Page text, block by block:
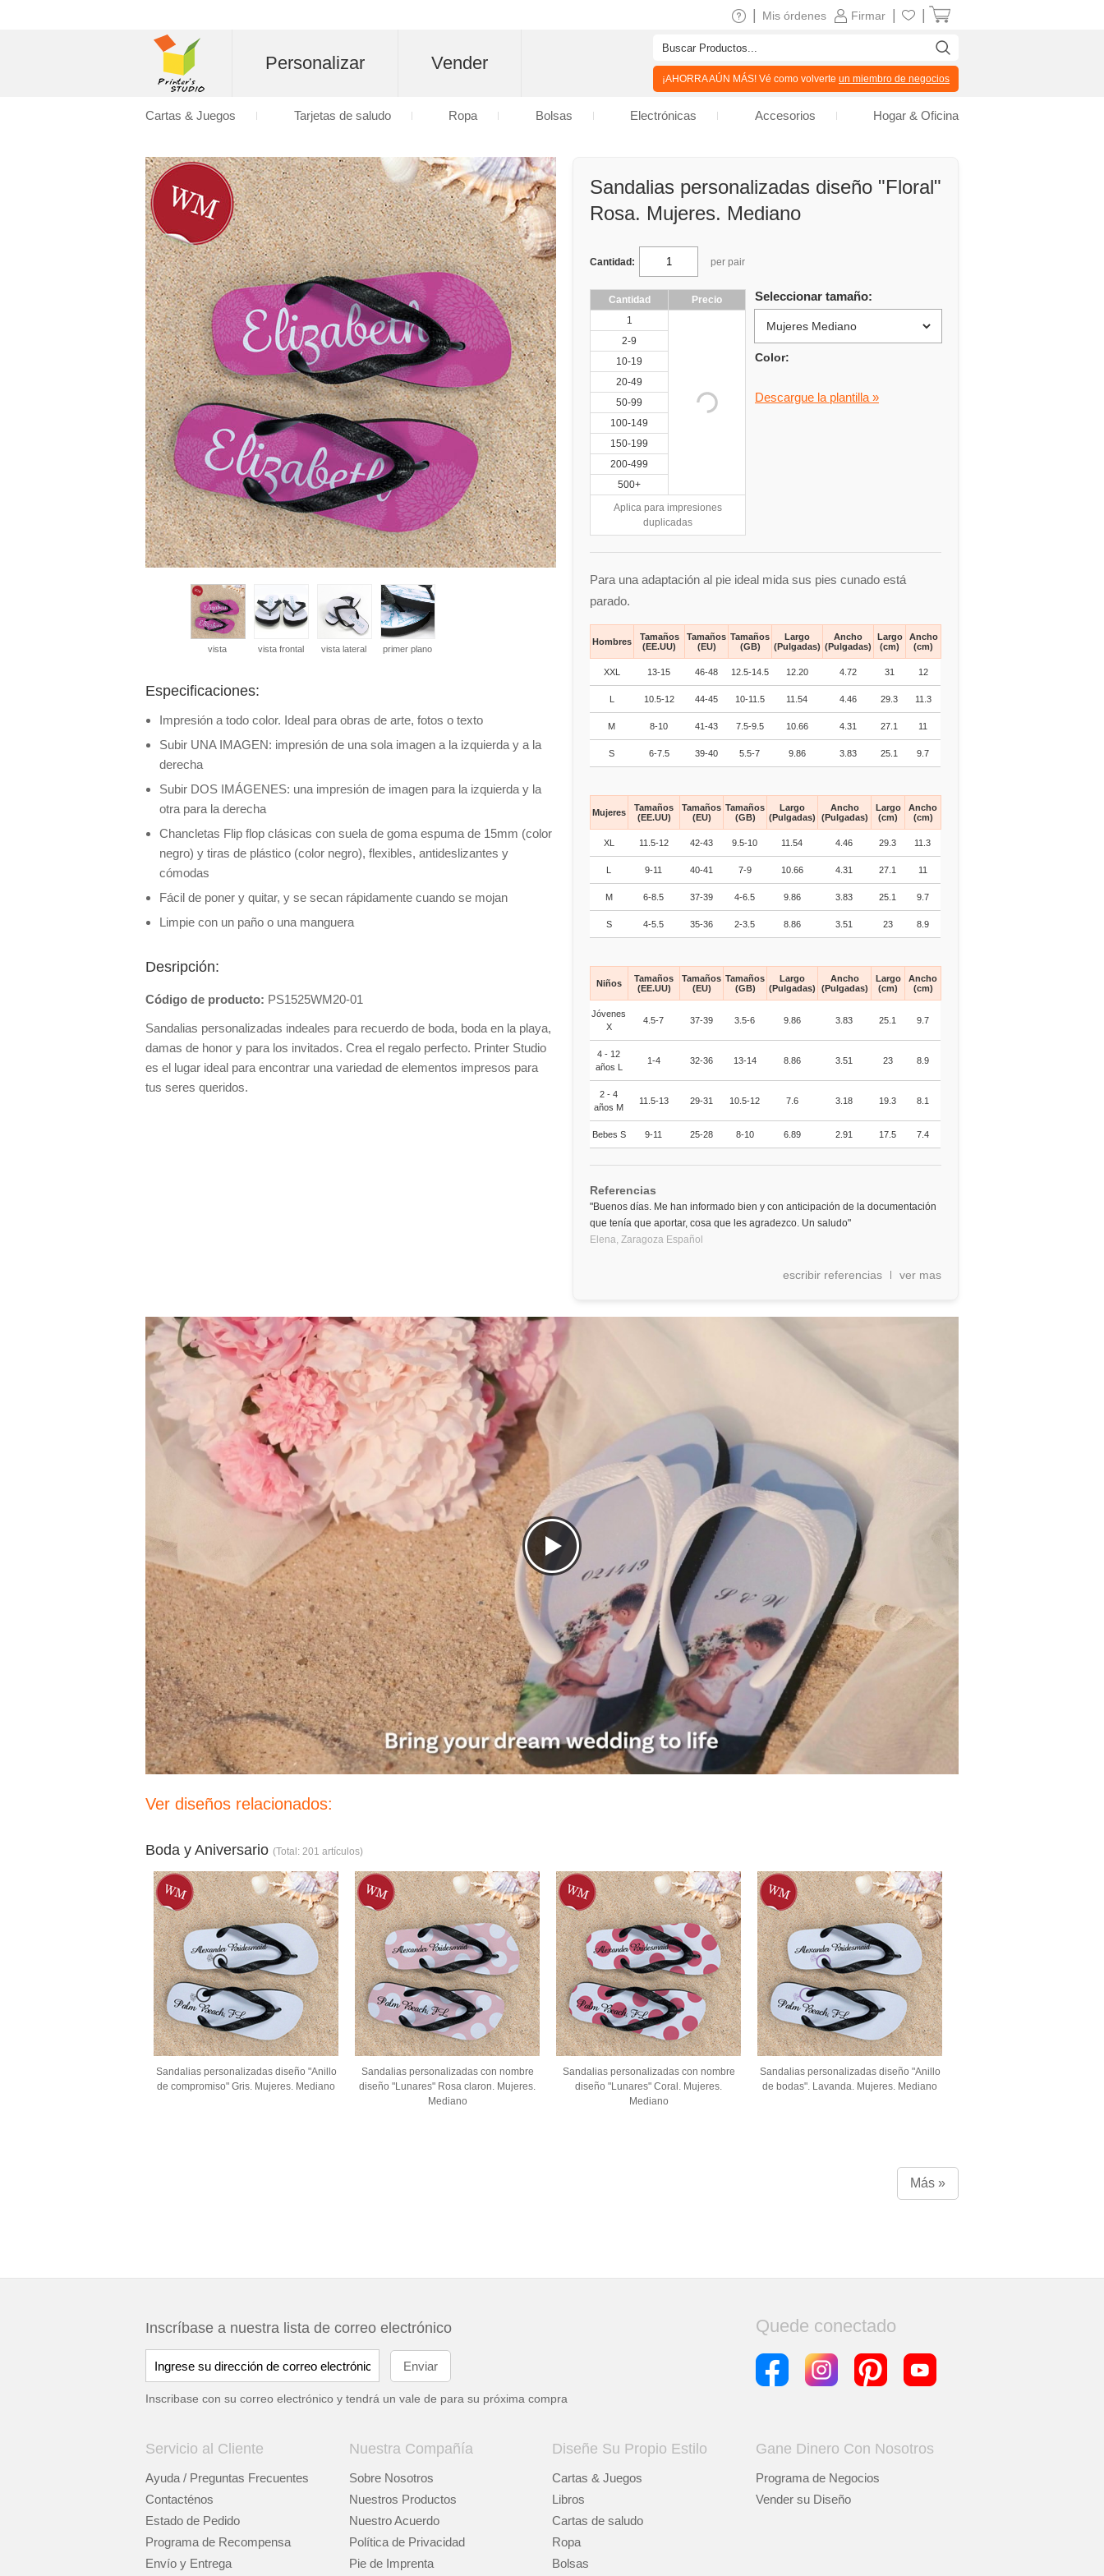
Sandalias personalizadas diseño "Floral"
Rosa. Mujeres. Mediano
Cantidad: per pair
Cantidad
Precio
1
2-9
10-19
20-49
50-99
100-149
150-199
200-499
500+
Aplica para impresiones
duplicadas
Seleccionar tamaño:
Color:
Descargue la plantilla »
Para una adaptación al pie ideal mida sus pies cunado está
parado.
Hombres
Tamaños
(EE.UU)
Tamaños
(EU)
Tamaños
(GB)
Largo
(Pulgadas)
Ancho
(Pulgadas)
Largo
(cm)
Ancho
(cm)
XXL 13-15 46-48 12.5-14.5 12.20 4.72 31 12
L 10.5-12 44-45 10-11.5 11.54 4.46 29.3 11.3
M 8-10 41-43 7.5-9.5 10.66 4.31 27.1 11
S 6-7.5 39-40 5.5-7 9.86 3.83 25.1 9.7
Mujeres
Tamaños
(EE.UU)
Tamaños
(EU)
Tamaños
(GB)
Largo
(Pulgadas)
Ancho
(Pulgadas)
Largo
(cm)
Ancho
(cm)
XL 11.5-12 42-43 9.5-10 11.54 4.46 29.3 11.3
L 9-11 40-41 7-9 10.66 4.31 27.1 11
M 6-8.5 37-39 4-6.5 9.86 3.83 25.1 9.7
S 4-5.5 35-36 2-3.5 8.86 3.51 23 8.9
Niños
Tamaños
(EE.UU)
Tamaños
(EU)
Tamaños
(GB)
Largo
(Pulgadas)
Ancho
(Pulgadas)
Largo
(cm)
Ancho
(cm)
Jóvenes
X
4.5-7 37-39 3.5-6 9.86 3.83 25.1 9.7
4 - 12
años L
1-4 32-36 13-14 8.86 3.51 23 8.9
2 - 4
años M
11.5-13 29-31 10.5-12 7.6 3.18 19.3 8.1
Bebes S 9-11 25-28 8-10 6.89 2.91 17.5 7.4
Referencias
"Buenos días. Me han informado bien y con anticipación de la documentación
que tenía que aportar, cosa que les agradezco. Un saludo"
Elena, Zaragoza Español
escribir referencias ver mas
vista vista frontal vista lateral primer plano
Especificaciones:
Impresión a todo color. Ideal para obras de arte, fotos o texto
Subir UNA IMAGEN: impresión de una sola imagen a la izquierda y a la
derecha
Subir DOS IMÁGENES: una impresión de imagen para la izquierda y la
otra para la derecha
Chancletas Flip flop clásicas con suela de goma espuma de 15mm (color
negro) y tiras de plástico (color negro), flexibles, antideslizantes y
cómodas
Fácil de poner y quitar, y se secan rápidamente cuando se mojan
Limpie con un paño o una manguera
Desripción:
Código de producto: PS1525WM20-01
Sandalias personalizadas indeales para recuerdo de boda, boda en la playa,
damas de honor y para los invitados. Crea el regalo perfecto. Printer Studio
es el lugar ideal para encontrar una variedad de elementos impresos para
tus seres queridos.
Ver diseños relacionados:
Boda y Aniversario (Total: 201 artículos)
Sandalias personalizadas diseño "Anillo
de compromiso" Gris. Mujeres. Mediano
Sandalias personalizadas con nombre
diseño "Lunares" Rosa claron. Mujeres.
Mediano
Sandalias personalizadas con nombre
diseño "Lunares" Coral. Mujeres.
Mediano
Sandalias personalizadas diseño "Anillo
de bodas". Lavanda. Mujeres. Mediano
Más »
Inscríbase a nuestra lista de correo electrónico
Inscribase con su correo electrónico y tendrá un vale de para su próxima compra
Quede conectado
Servicio al Cliente
Ayuda / Preguntas Frecuentes
Contacténos
Estado de Pedido
Programa de Recompensa
Envío y Entrega
Nuestra Compañía
Sobre Nosotros
Nuestros Productos
Nuestro Acuerdo
Política de Privacidad
Pie de Imprenta
Diseñe Su Propio Estilo
Cartas & Juegos
Libros
Cartas de saludo
Ropa
Bolsas
Gane Dinero Con Nosotros
Programa de Negocios
Vender su Diseño
Firmar
Mis órdenes
Personalizar Vender
¡AHORRA AÚN MÁS! Vé como volverte un miembro de negocios
Cartas & Juegos Tarjetas de saludo Ropa Bolsas Electrónicas Accesorios Hogar & Oficina